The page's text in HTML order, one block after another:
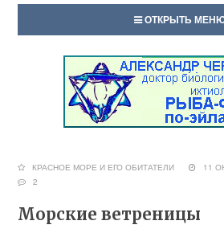
ОТКРЫТЬ
КРАСНОЕ МОРЕ И ЕГО ОБИТАТЕЛИ 11
2
Морские ветреницы